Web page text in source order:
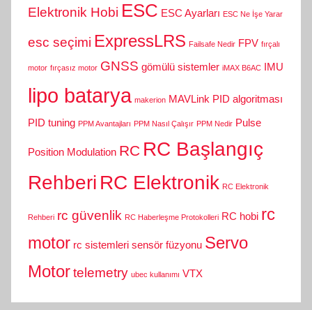
Elektronik Hobi ESC ESC Ayarları ESC Ne İşe Yarar
esc seçimi ExpressLRS Failsafe Nedir FPV fırçalı
motor fırçasız motor GNSS gömülü sistemler iMAX B6AC IMU
lipo batarya makerion MAVLink PID algoritması
PID tuning PPM Avantajları PPM Nasıl Çalışır PPM Nedir Pulse
Position Modulation RC RC Başlangıç
Rehberi RC Elektronik RC Elektronik
Rehberi rc güvenlik RC Haberleşme Protokolleri RC hobi rc
motor rc sistemleri sensör füzyonu Servo
Motortelemetry ubec kullanımı VTX